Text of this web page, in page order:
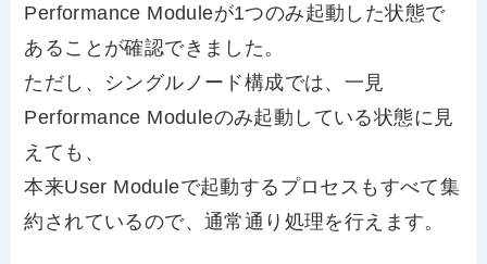
Performance Moduleが1つのみ起動した状態で
あることが確認できました。
ただし、シングルノード構成では、一見
Performance Moduleのみ起動している状態に見
えても、
本来User Moduleで起動するプロセスもすべて集
約されているので、通常通り処理を行えます。